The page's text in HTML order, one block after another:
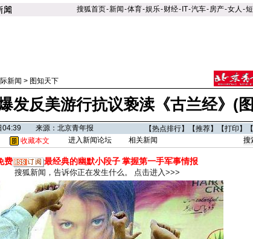
搜狐首页-新闻-体育-娱乐-财经- IT-汽车-房产-女人 -
新闻 > 图知天下
发反美游行抗议亵渎《古兰经》(
04:39 来源：北京青年报 【热点排行】【推荐】【打印 】【
收藏本文 进入新闻论坛 相关新闻
费 最经典的幽默小段子掌握第一手军事情报
搜狐新闻，告诉你正在发生什么。 点击进入>>>